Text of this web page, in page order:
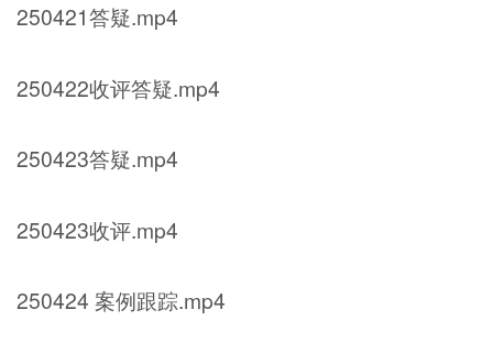
250421答疑.mp4
250422收评答疑.mp4
250423答疑.mp4
250423收评.mp4
250424 案例跟踪.mp4